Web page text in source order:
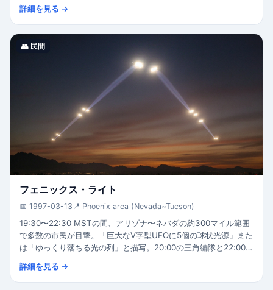
Samford記者会見で「固体物体ではない」と発表。CIAの懸念に
よりRobertson Panel(1953)が設置された。
詳細を見る →
👥 民間
フェニックス・ライト
📅 1997-03-13 📍 Phoenix area (Nevada~Tucson)
19:30〜22:30 MSTの間、アリゾナ〜ネバダの約300マイル範囲
で多数の市民が目撃。「巨大なV字型UFOに5個の球状光源」また
は「ゆっくり落ちる光の列」と描写。20:00の三角編隊と22:00
の静止光源の2つに分かれる。空軍はA-10 Thunderbolt II編隊飛
行とBarry Goldwater Rangeのフレア訓練として公式説明。フェ
ニックス・ライツとして有名。
詳細を見る →